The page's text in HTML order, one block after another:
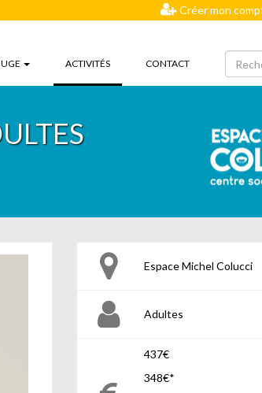
Créer mon
ACTIVITÉS(CURRENT)CONTACT
Espace Michel Colucci
Adultes
437€
348€*